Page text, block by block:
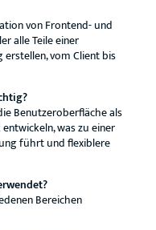
von Frontend- und
alle Teile einer
vom Client bis
Benutzeroberfläche als
was zu einer
führt und flexiblere
Bereichen